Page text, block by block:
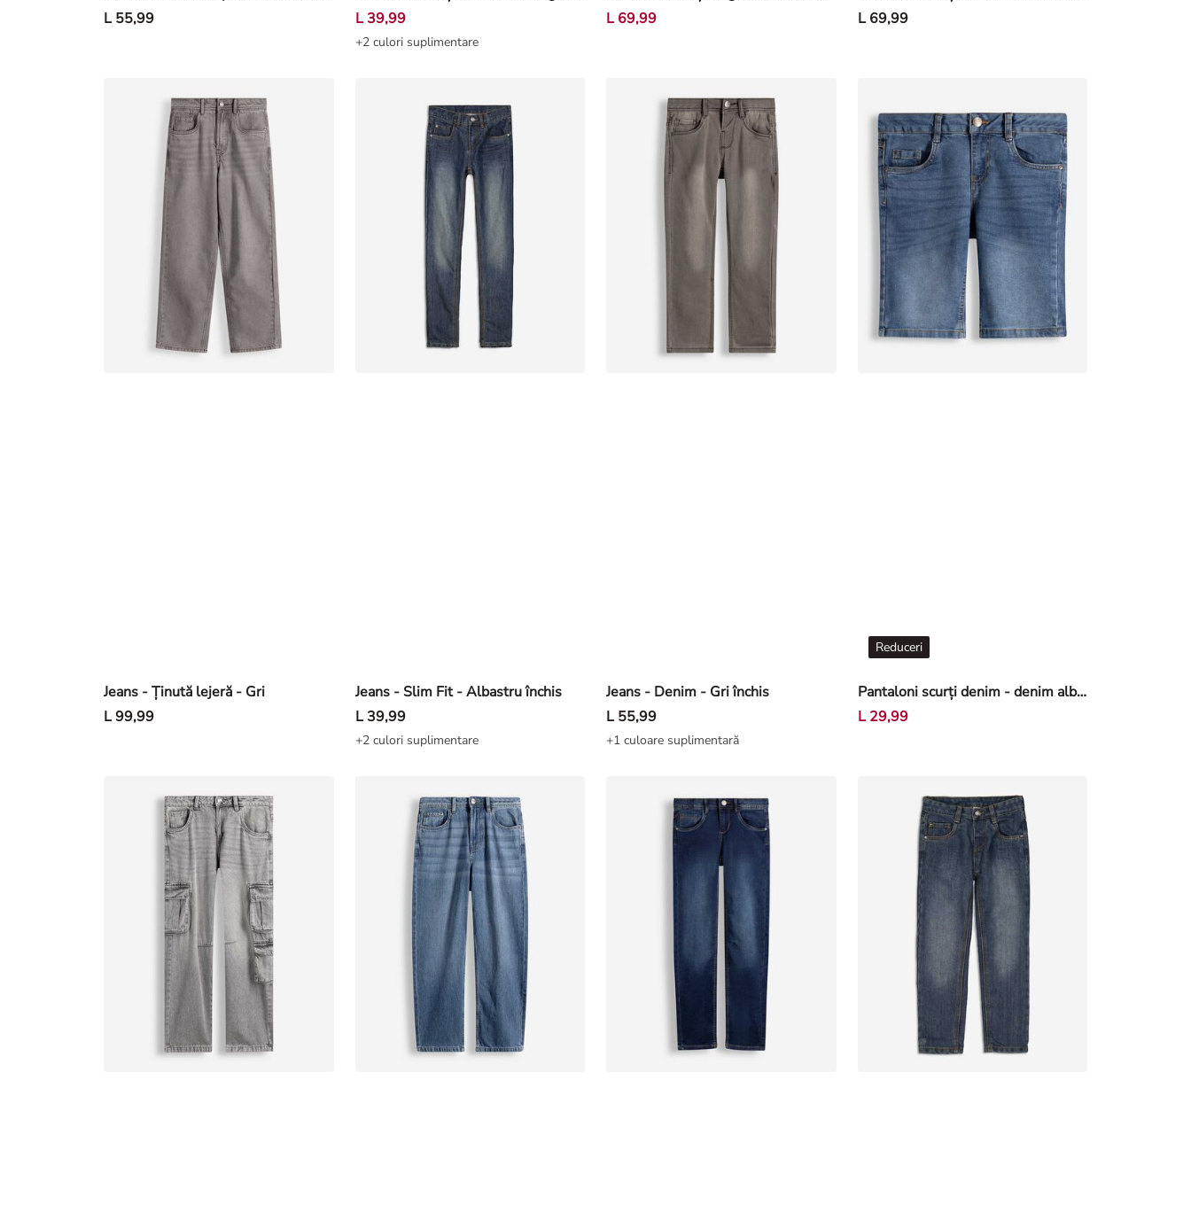
L 55,99
L 39,99
+2 culori suplimentare
L 69,99
L 69,99
Jeans - Ținută lejeră - Gri
L 99,99
Jeans - Slim Fit - Albastru închis
L 39,99
+2 culori suplimentare
Jeans - Denim - Gri închis
L 55,99
+1 culoare suplimentară
Pantaloni scurți denim - denim albastru mediu - Albastru
Reduceri
L 29,99